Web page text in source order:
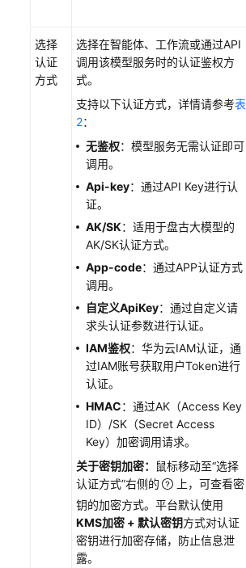
自
定
义
模
型
接
入
入
模
型
供
应
商
选择
认证
方式
选择在智能体、工作流或通过API
调用该模型服务时的认证鉴权方
式。
支持以下认证方式，详情请参考表
2：
无鉴权：模型服务无需认证即可
调用。
Api-key：通过API Key进行认
证。
AK/SK：适用于盘古大模型的
AK/SK认证方式。
App-code：通过APP认证方式
调用。
自定义ApiKey：通过自定义请
求头认证参数进行认证。
IAM鉴权：华为云IAM认证，通
过IAM账号获取用户Token进行
认证。
HMAC：通过AK（Access Key
ID）/SK（Secret Access
Key）加密调用请求。
关于密钥加密：
鼠标移动至“选择
认证方式”右侧的
上，可查看密
钥的加密方式。平台默认使用
KMS加密 + 默认密钥方式对认证
密钥进行加密存储，防止信息泄
露。